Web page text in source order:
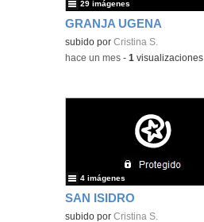
GRANJA UGENA
Contenido educativo.
subido porCristina S.
29 imágenes
-hace un mes -1 visualizaciones
SAN ISIDRO
Contenido educativo.
subido porCristina S.
4 imágenes